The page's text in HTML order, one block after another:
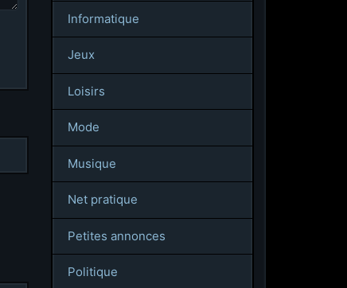
Informatique
Jeux
Loisirs
Mode
Musique
Net pratique
Petites annonces
Politique